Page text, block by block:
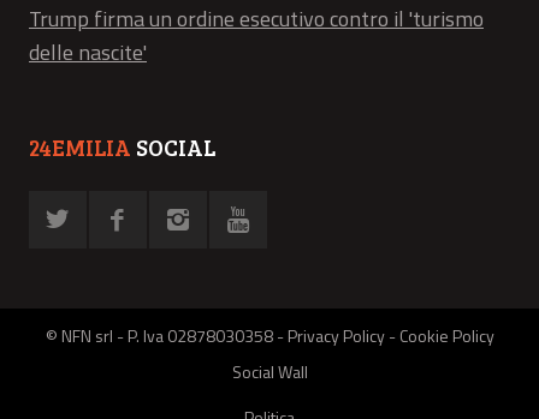
Trump firma un ordine esecutivo contro il 'turismo
delle nascite'
24EMILIA SOCIAL
© NFN srl - P. Iva 02878030358 -Privacy Policy-Cookie Policy
Social Wall